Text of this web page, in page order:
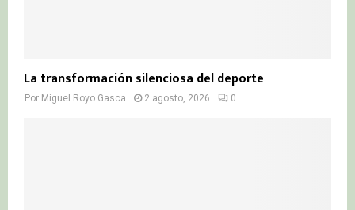
La transformación silenciosa del deporte
Por Miguel Royo Gasca 2 agosto, 2026 0